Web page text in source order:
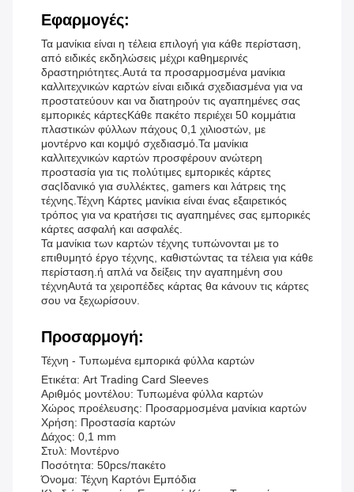
Εφαρμογές:
Τα μανίκια είναι η τέλεια επιλογή για κάθε περίσταση,
από ειδικές εκδηλώσεις μέχρι καθημερινές
δραστηριότητες.Αυτά τα προσαρμοσμένα μανίκια
καλλιτεχνικών καρτών είναι ειδικά σχεδιασμένα για να
προστατεύουν και να διατηρούν τις αγαπημένες σας
εμπορικές κάρτεςΚάθε πακέτο περιέχει 50 κομμάτια
πλαστικών φύλλων πάχους 0,1 χιλιοστών, με
μοντέρνο και κομψό σχεδιασμό.Τα μανίκια
καλλιτεχνικών καρτών προσφέρουν ανώτερη
προστασία για τις πολύτιμες εμπορικές κάρτες
σαςΙδανικό για συλλέκτες, gamers και λάτρεις της
τέχνης.Τέχνη Κάρτες μανίκια είναι ένας εξαιρετικός
τρόπος για να κρατήσει τις αγαπημένες σας εμπορικές
κάρτες ασφαλή και ασφαλές.
Τα μανίκια των καρτών τέχνης τυπώνονται με το
επιθυμητό έργο τέχνης, καθιστώντας τα τέλεια για κάθε
περίσταση.ή απλά να δείξεις την αγαπημένη σου
τέχνηΑυτά τα χειροπέδες κάρτας θα κάνουν τις κάρτες
σου να ξεχωρίσουν.
Προσαρμογή:
Τέχνη - Τυπωμένα εμπορικά φύλλα καρτών
Ετικέτα: Art Trading Card Sleeves
Αριθμός μοντέλου: Τυπωμένα φύλλα καρτών
Χώρος προέλευσης: Προσαρμοσμένα μανίκια καρτών
Χρήση: Προστασία καρτών
Δάχος: 0,1 mm
Στυλ: Μοντέρνο
Ποσότητα: 50pcs/πακέτο
Όνομα: Τέχνη Καρτόνι Εμπόδια